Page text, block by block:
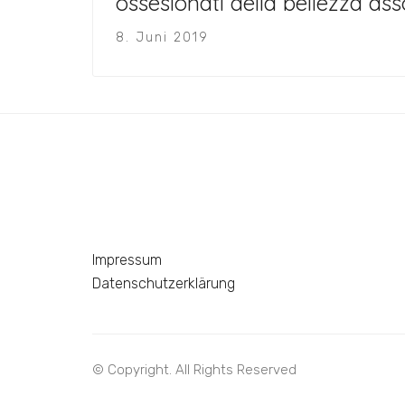
8. Juni 2019
Impressum
Datenschutzerklärung
© Copyright. All Rights Reserved